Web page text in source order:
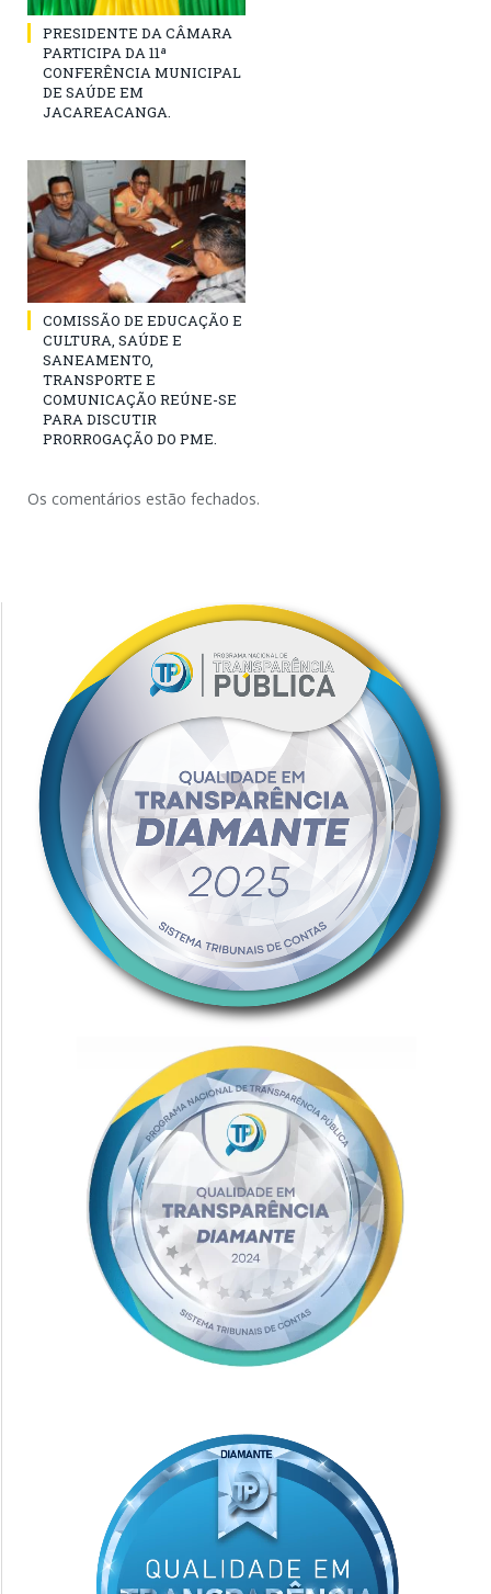
PRESIDENTE DA CÂMARA
PARTICIPA DA 11ª
CONFERÊNCIA MUNICIPAL
DE SAÚDE EM
JACAREACANGA.
COMISSÃO DE EDUCAÇÃO E
CULTURA, SAÚDE E
SANEAMENTO,
TRANSPORTE E
COMUNICAÇÃO REÚNE-SE
PARA DISCUTIR
PRORROGAÇÃO DO PME.
Os comentários estão fechados.